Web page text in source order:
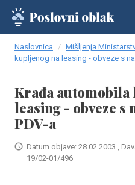
Naslovnica Mišljenja
kupljenog na leasing - obveze s
Krađa automobila
leasing - obveze s
PDV-a
Datum objave: 28.02.2003.,
19/02-01/496